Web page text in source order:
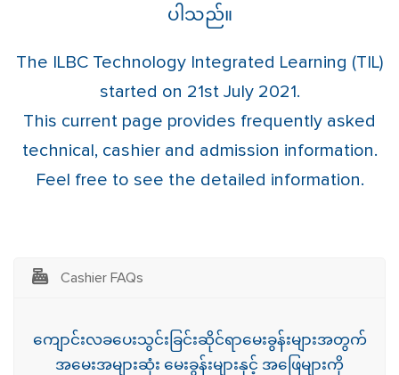
ပါသည်။
The ILBC Technology Integrated Learning (TIL)
started on 21st July 2021.
This current page provides frequently asked
technical, cashier and admission information.
Feel free to see the detailed information.
Cashier FAQs
ကျောင်းလခပေးသွင်းခြင်းဆိုင်ရာမေးခွန်းများအတွက်
အမေးအများဆုံး မေးခွန်းများနှင့် အဖြေများကို